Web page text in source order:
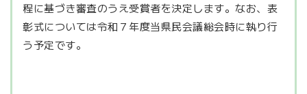
程に基づき審査のうえ受賞者を決定します。なお、表
彰式については令和７年度当県民会議総会時に執り行
う予定です。